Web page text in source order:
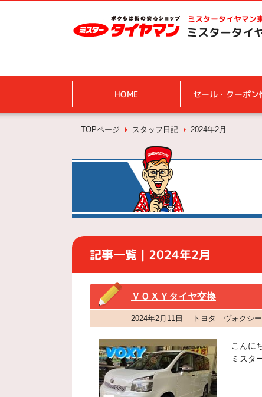
ミスタータイヤマン
ミスタータイ
HOME セール・クーポン
TOPページ スタッフ日記 2024年2月
記事一覧｜2024年2月
ＶＯＸＹタイヤ交換
2024年2月11日 ｜トヨタ ヴォクシ
こんに
ミスタ